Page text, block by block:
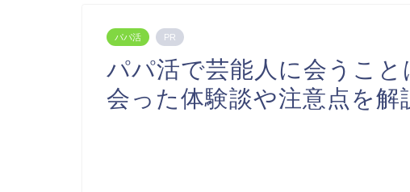
パパ活 PR
パパ活で芸能人に会うこ
会った体験談や注意点を解